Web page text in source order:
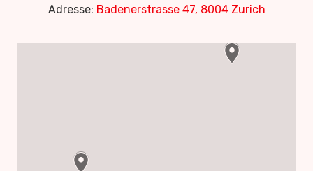
Adresse: Badenerstrasse 47, 8004 Zurich